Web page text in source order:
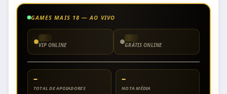
GAMES MAIS 18 — AO VIVO
VIP ONLINE GRÁTIS ONLINE
–
TOTAL DE APOIADORES
–
NOTA MÉDIA